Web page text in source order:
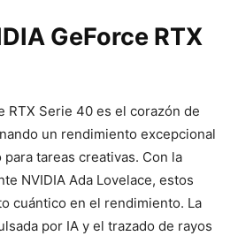
GeForce RTX
RTX Serie 40 es el corazón de
un rendimiento excepcional
tareas creativas. Con la
NVIDIA Ada Lovelace, estos
cuántico en el rendimiento. La
por IA y el trazado de rayos